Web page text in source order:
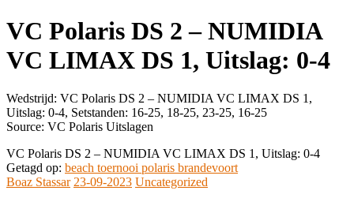
VC Polaris DS 2 – NUMIDIA
VC LIMAX DS 1, Uitslag: 0-4
Wedstrijd: VC Polaris DS 2 – NUMIDIA VC LIMAX DS 1,
Uitslag: 0-4, Setstanden: 16-25, 18-25, 23-25, 16-25
Source: VC Polaris Uitslagen
VC Polaris DS 2 – NUMIDIA VC LIMAX DS 1, Uitslag: 0-4
Getagd op: beach toernooi polaris brandevoort
Boaz Stassar 23-09-2023 Uncategorized